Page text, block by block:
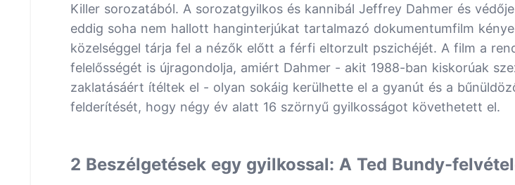
Killer sorozatából. A sorozatgyilkos és kannibál Jeffrey Dahmer és
eddig soha nem hallott hanginterjúkat tartalmazó dokumentumfilm
közelséggel tárja fel a nézők előtt a férfi eltorzult pszichéjét. A film a
felelősségét is újragondolja, amiért Dahmer - akit 1988-ban kiskorúak
zaklatásáért ítéltek el - olyan sokáig kerülhette el a gyanút és a
felderítését, hogy négy év alatt 16 szörnyű gyilkosságot követhetett el.
2 Beszélgetések egy gyilkossal: A Ted Bundy-